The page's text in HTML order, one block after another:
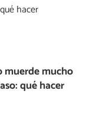
hacer
muerde mucho
qué hacer